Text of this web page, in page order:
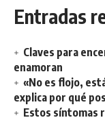
Entradas
Claves para
enamoran
«No es flojo,
explica por qué
Estos síntomas